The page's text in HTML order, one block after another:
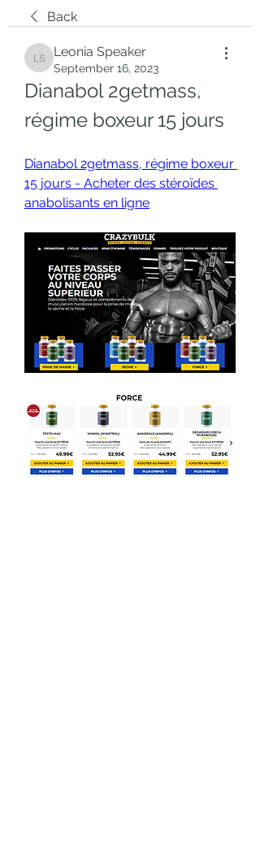
Back
Leonia Speaker
Leonia Speaker
September 16, 2023
Dianabol 2getmass,
régime boxeur 15 jours
Dianabol 2getmass, régime boxeur
15 jours - Acheter des stéroïdes
anabolisants en ligne